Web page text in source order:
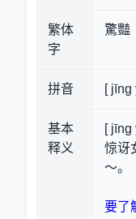
繁体
字
驚豔
拼音 [ jīng
基本
释义
[ jīng
惊讶
～。
要了